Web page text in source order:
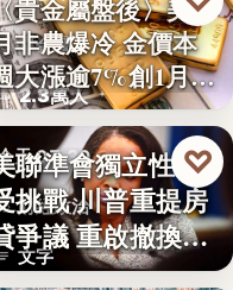
貴金屬
2.3萬人
貴金屬盤後〉美7
非農爆冷 金價本
大漲逾7%創1月
…
天 07:30
財經政治
文字
聯準會獨立性再
挑戰 川普重提房
爭議 重啟撤換庫
程…
♡